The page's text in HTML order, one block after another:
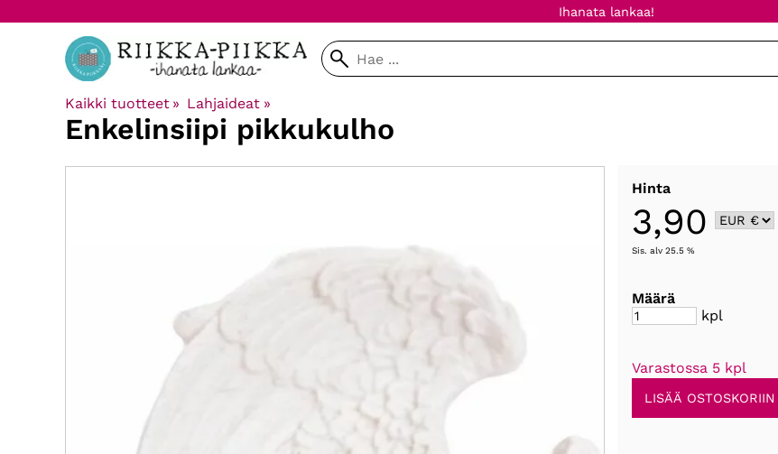
Ihanata lankaa!
Kaikki tuotteet ‪» Lahjaideat ‪»
Enkelinsiipi pikkukulho
Hinta
3,90
Sis. alv 25.5 %
Määrä
kpl
Varastossa 5 kpl